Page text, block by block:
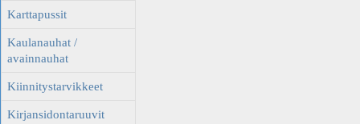
Karttapussit
Kaulanauhat /
avainnauhat
Kiinnitystarvikkeet
Kirjansidontaruuvit